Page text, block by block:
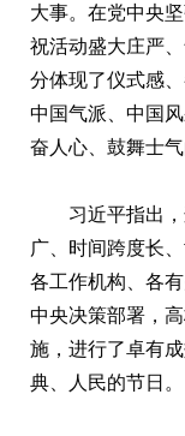
大事。在党中央
祝活动盛大庄严
分体现了仪式感
中国气派、中国
奋人心、鼓舞士
习近平指出
广、时间跨度长
各工作机构、各
中央决策部署，
施，进行了卓有
典、人民的节日。